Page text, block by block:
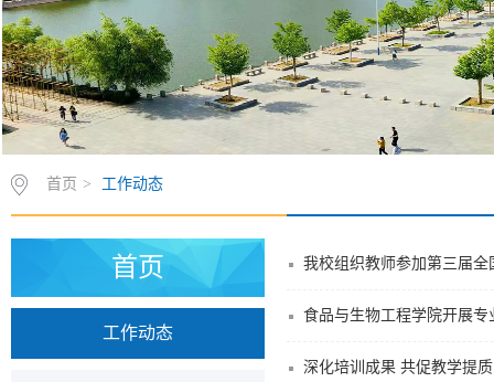
首页 > 工作动态
首页
工作动态
我校组织教师参加第三届
食品与生物工程学院开展
深化培训成果 共促教学提